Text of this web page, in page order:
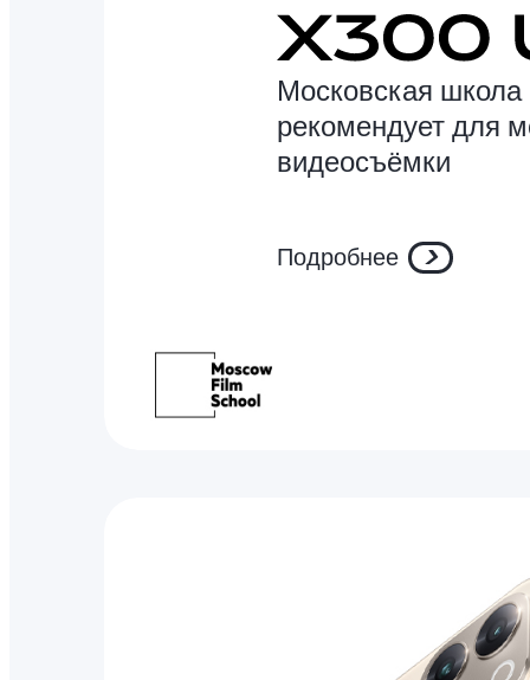
Московская школа
рекомендует для
видеосъёмки
Подробнее